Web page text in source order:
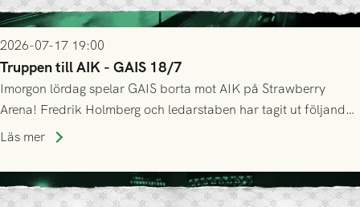
2026-07-17 19:00
Truppen till AIK - GAIS 18/7
Imorgon lördag spelar GAIS borta mot AIK på Strawberry
Arena! Fredrik Holmberg och ledarstaben har tagit ut följande
trupp till matchen:
Läs mer